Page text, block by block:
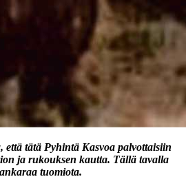
että tätä Pyhintä Kasvoa palvottaisiin
ja rukouksen kautta. Tällä tavalla
tuomiota.